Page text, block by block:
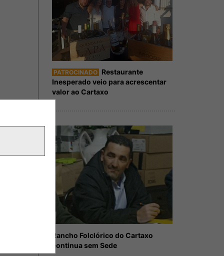
PATROCINADO Restaurante
Inesperado veio para acrescentar
valor ao Cartaxo
Rancho Folclórico do Cartaxo
continua sem Sede